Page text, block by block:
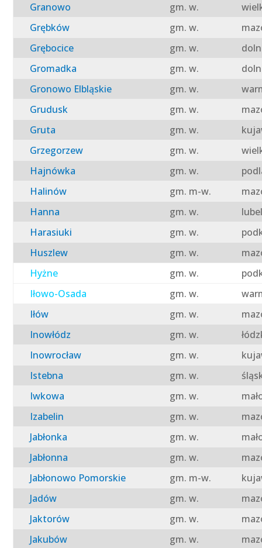
Granowo
gm. w.
Grębków
gm. w.
Grębocice
gm. w.
Gromadka
gm. w.
Gronowo Elbląskie
gm. w.
Grudusk
gm. w.
Gruta
gm. w.
Grzegorzew
gm. w.
Hajnówka
gm. w.
Halinów
gm. m-w.
Hanna
gm. w.
Harasiuki
gm. w.
Huszlew
gm. w.
Hyżne
gm. w.
Iłowo-Osada
gm. w.
Iłów
gm. w.
Inowłódz
gm. w.
Inowrocław
gm. w.
Istebna
gm. w.
Iwkowa
gm. w.
Izabelin
gm. w.
Jabłonka
gm. w.
Jabłonna
gm. w.
Jabłonowo Pomorskie
gm. m-w.
Jadów
gm. w.
Jaktorów
gm. w.
Jakubów
gm. w.